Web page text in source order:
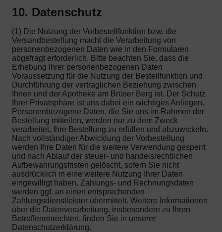
10. Datenschutz
(1) Die Nutzung der Vorbestellfunktion bzw. die
Versandbestellung macht die Verarbeitung von
personenbezogenen Daten wie in den Formularen
abgefragt erforderlich. Bitte beachten Sie, dass die
Erhebung Ihrer personenbezogenen Daten
Voraussetzung für die Nutzung der Bestellfunktion und
Durchführung der vertraglichen Beziehung zwischen
Ihnen und der Apotheke am Brüser Berg ist. Der Schutz
Ihrer Privatsphäre ist uns dabei ein wichtiges Anliegen.
Personenbezogene Daten, die Sie uns im Rahmen der
Bestellung mitteilen, werden nur zu dem Zweck
verarbeitet, Ihre Bestellung zu erfüllen und abzuwickeln.
Nach vollständiger Abwicklung der Vorbestellung
werden Ihre Daten für die weitere Verwendung gesperrt
und nach Ablauf der steuer- und handelsrechtlichen
Aufbewahrungsfristen gelöscht, sofern Sie nicht
ausdrücklich in eine weitere Nutzung Ihrer Daten
eingewilligt haben. Zahlungs- und Rechnungsdaten
werden ggf. an einen entsprechenden
Zahlungsdienstleister übermittelt. Weitere Informationen
über die Datenverarbeitung, insbesondere zu Ihren
Betroffenenrechten, finden Sie in unserer
Datenschutzerklärung.